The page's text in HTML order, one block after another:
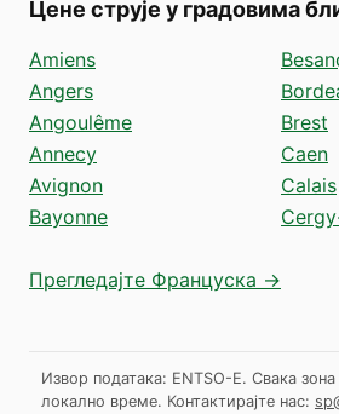
Цене струје у градовима
Amiens
Angers
Angoulême
Annecy
Avignon
Bayonne
Brest
Caen
Calais
Прегледајте Француска →
Извор података: ENTSO-E. Свака зона
локално време. Контактирајте нас: